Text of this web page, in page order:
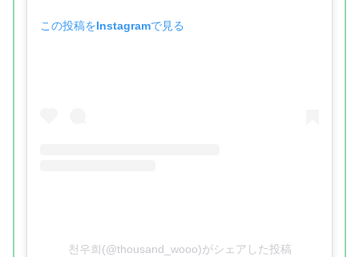
この投稿をInstagramで見る
천우희(@thousand_wooo)がシェアした投稿